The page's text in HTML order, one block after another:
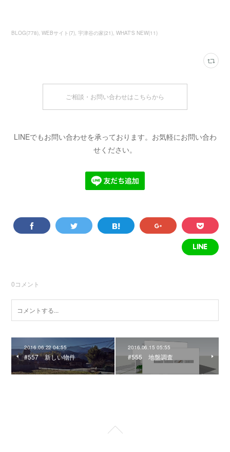
BLOG(778) WEBサイト (7) 宇津谷の家(21) WHAT'S NEW(11)
ご相談・お問い合わせはこちらから
LINEでもお問い合わせを承っております。お気軽にお問い合わ
せください。
0コメント
2016.06.22 04:55
#557 新しい物件
2016.06.15 05:55
#555 地盤調査